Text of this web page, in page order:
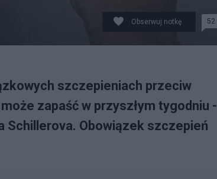
Obserwuj notkę 52
szczepieniach przeciw
zapaść w przyszłym tygodniu -
Schillerova. Obowiązek szczepień